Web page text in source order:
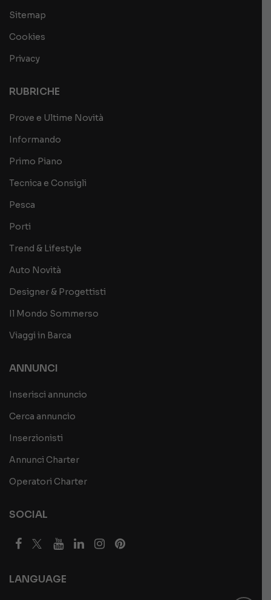
Sitemap
Cookies
Privacy
RUBRICHE
Prove e Ultime Novità
Informando
Primo Piano
Tecnica e Consigli
Pesca
Porti
Trend & Lifestyle
Auto Novità
Designer & Progettisti
Il Mondo Sommerso
Viaggi in Barca
ANNUNCI
Inserisci annuncio
Cerca annuncio
Inserzionisti
Annunci Charter
Operatori Charter
SOCIAL
LANGUAGE